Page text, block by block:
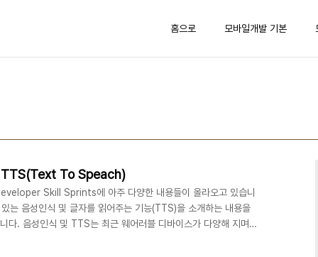
홈으로 모바일개발 기본
TTS(Text To Speach)
Skill Sprints에 아주 다양한 내용들이 올라오고 있습니
는 음성인식 및 글자를 읽어주는 기능(TTS)을 소개하는 내용을
. 음성인식 및 TTS는 최근 웨어러블 디바이스가 다양해 지며